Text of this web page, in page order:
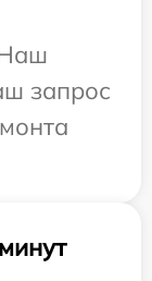
запрос